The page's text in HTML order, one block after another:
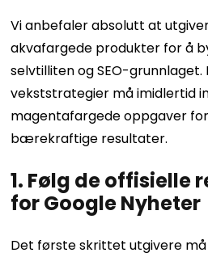
Vi anbefaler absolutt at
akvafargede produkter for å
selvtilliten og SEO-grunnlaget.
vekststrategier må imidlertid
magentafargede oppgaver
bærekraftige resultater.
1. Følg de offisielle
for Google Nyheter
Det første skrittet utgivere